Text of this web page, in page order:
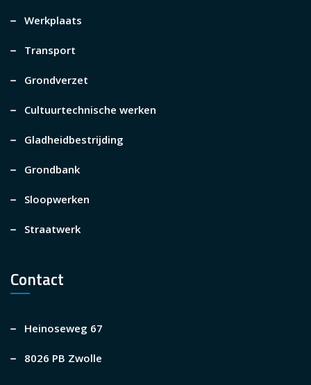
Werkplaats
Transport
Grondverzet
Cultuurtechnische werken
Gladheidbestrijding
Grondbank
Sloopwerken
Straatwerk
Contact
Heinoseweg 67
8026 PB Zwolle